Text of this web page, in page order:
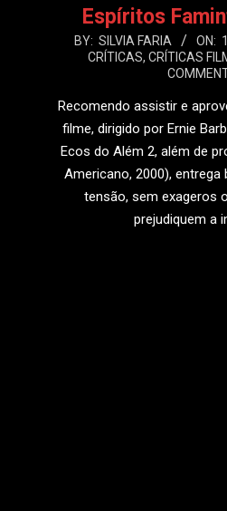
Espíritos
2026-
BY: SILVIA FARIA ON:
CRÍTICAS, CRÍTICAS
Recomendo assistir e
filme, dirigido por Ernie
Ecos do Além 2, além de
Americano, 2000),
tensão, sem exageros
prejudiquem a